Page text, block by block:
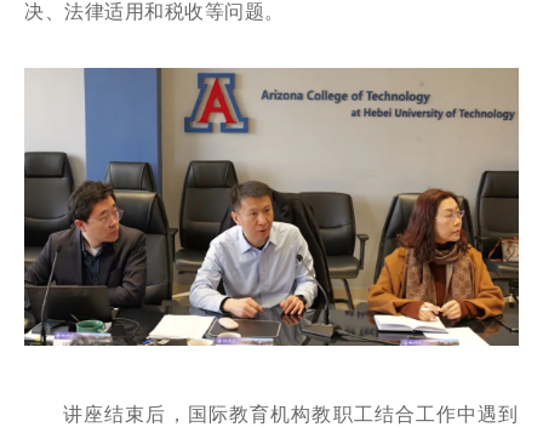
决、法律适用和税收等问题。
讲座结束后，国际教育机构教职工结合工作中遇到